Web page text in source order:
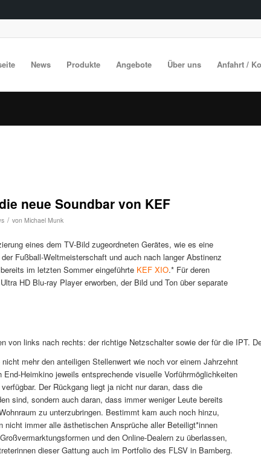
News Produkte Angebote Über uns Anfahrt /
neue Soundbar von KEF
/ von Michael Munk
eines dem TV-Bild zugeordneten Gerätes, wie es eine
Fußball-Weltmeisterschaft und auch nach langer Abstinenz
im letzten Sommer eingeführte KEF XIO.* Für deren
HD Blu-ray Player erworben, der Bild und Ton über separate
von links nach rechts: der richtige Netzschalter sowie der für die IPT.
mehr den anteiligen Stellenwert wie noch vor einem Jahrzehnt
Heimkino jeweils entsprechende visuelle Vorführmöglichkeiten
Der Rückgang liegt ja nicht nur daran, dass die
sind, sondern auch daran, dass immer weniger Leute bereits
zu unterzubringen. Bestimmt kam auch noch hinzu,
nicht immer alle ästhetischen Ansprüche aller Beteiligt*innen
und den Online-Dealern zu überlassen,
dieser Gattung auch im Portfolio des FLSV in Bamberg.